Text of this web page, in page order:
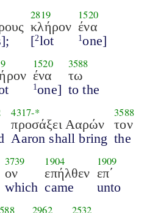
2819
κλήρον
[2lot
1520
ένα
1 one]
1520
ένα
1 one]
3588
τω
to the
4317-*
προσάξει Ααρών
Aaron shall bring
3588
τον
the
3739
ον
which
1904
επήλθεν
came
1909
επ΄
unto
2962 2532